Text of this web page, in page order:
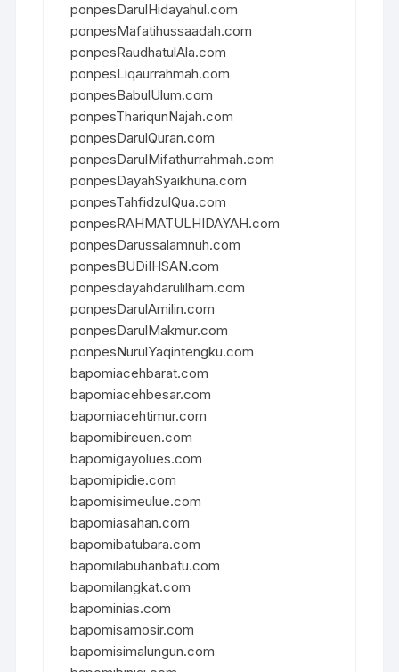
ponpesDarulHidayahul.com
ponpesMafatihussaadah.com
ponpesRaudhatulAla.com
ponpesLiqaurrahmah.com
ponpesBabulUlum.com
ponpesThariqunNajah.com
ponpesDarulQuran.com
ponpesDarulMifathurrahmah.com
ponpesDayahSyaikhuna.com
ponpesTahfidzulQua.com
ponpesRAHMATULHIDAYAH.com
ponpesDarussalamnuh.com
ponpesBUDiIHSAN.com
ponpesdayahdarulilham.com
ponpesDarulAmilin.com
ponpesDarulMakmur.com
ponpesNurulYaqintengku.com
bapomiacehbarat.com
bapomiacehbesar.com
bapomiacehtimur.com
bapomibireuen.com
bapomigayolues.com
bapomipidie.com
bapomisimeulue.com
bapomiasahan.com
bapomibatubara.com
bapomilabuhanbatu.com
bapomilangkat.com
bapominias.com
bapomisamosir.com
bapomisimalungun.com